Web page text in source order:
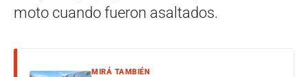
moto cuando fueron asaltados.
MIRÁ TAMBIÉN